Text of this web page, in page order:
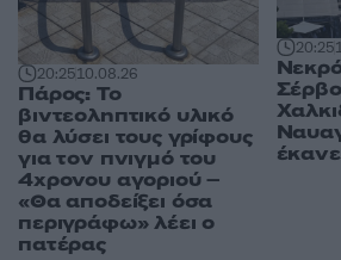
20:2510.08.26
Πάρος: Το
βιντεοληπτικό υλικό
θα λύσει τους γρίφους
για τον πνιγμό του
4χρονου αγοριού –
«Θα αποδείξει όσα
περιγράφω» λέει ο
πατέρας
20:25